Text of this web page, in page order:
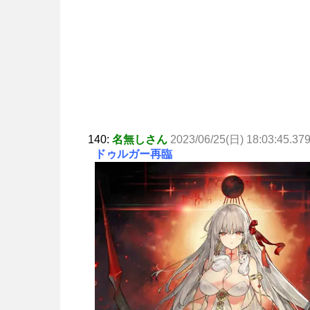
140: 名無しさん 2023/06/25(日) 18:03:45.379
ドゥルガー再臨